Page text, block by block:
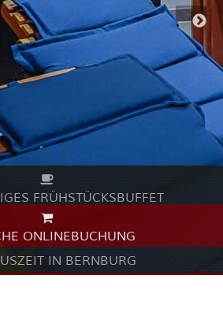
FRÜHSTÜCKSBUFFET
ONLINEBUCHUNG
IN BERNBURG